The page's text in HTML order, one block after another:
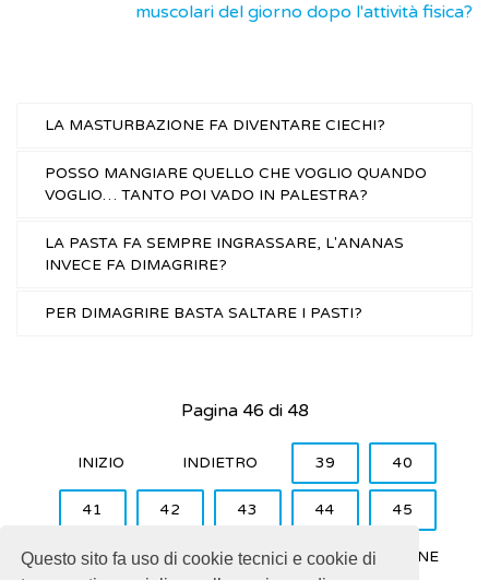
Questo sito fa uso di cookie tecnici e cookie di
muscolari del giorno dopo l'attività fisica?
LA MASTURBAZIONE FA DIVENTARE CIECHI?
POSSO MANGIARE QUELLO CHE VOGLIO QUANDO
VOGLIO… TANTO POI VADO IN PALESTRA?
LA PASTA FA SEMPRE INGRASSARE, L'ANANAS
INVECE FA DIMAGRIRE?
PER DIMAGRIRE BASTA SALTARE I PASTI?
Pagina 46 di 48
INIZIO INDIETRO 39 40
41 42 43 44 45
46 47 48 AVANTI FINE